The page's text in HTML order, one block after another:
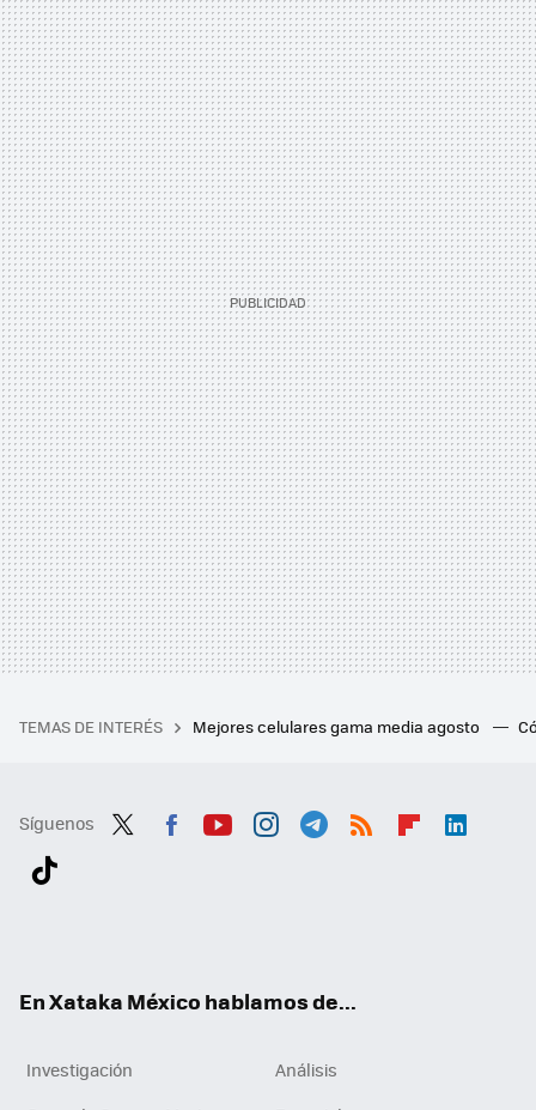
TEMAS DE INTERÉS Mejores celulares gama media agosto
Síguenos
En Xataka México hablamos de...
Investigación
Análisis